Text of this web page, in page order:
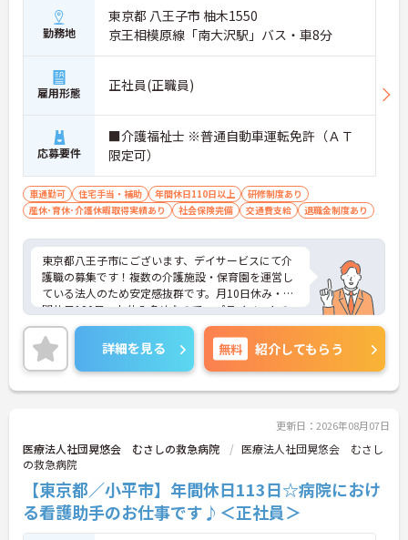
勤務地
東京都 八王子市 柚木1550
京王相模原線「南大沢駅」バス・車8分
雇用形態 正社員(正職員)
応募要件
■介護福祉士 ※普通自動車運転免許（ＡＴ
限定可）
車通勤可 住宅手当・補助 年間休日110日以上
研修制度あり
産休･育休･介護休暇取得実績あり
社会保険完備 交通費支給 退職金制度あり
東京都八王子市にございます、デイサービスにて介
護職の募集です！複数の介護施設・保育園を運営し
ている法人のため安定感抜群です。月10日休み・年
間休日120日、お休み多めなので、プライベートの
時間もしっかり確保できます！
駐車場もあるのでマイカー通勤可能です。住宅手当
の支給含め、各種手当も充実しておりますので、長
期的な就業をしやすい環境です。ご興味のある方は
お気軽にお問い合わせください。
詳細を見る 無料 紹介してもらう
更新日：2026年08月07日
医療法人社団晃悠会 むさしの救急病院
医療法人社団晃悠会 むさし
の救急病院
【東京都／小平市】年間休日113日☆病院におけ
る看護助手のお仕事です♪＜正社員＞